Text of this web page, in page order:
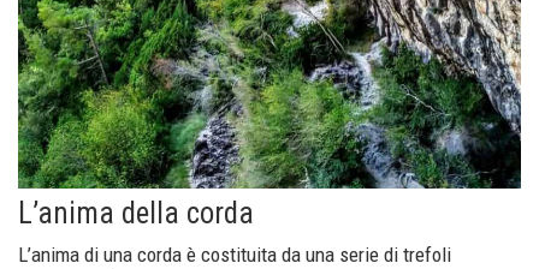
L’anima della corda
L’anima di una corda è costituita da una serie di trefoli